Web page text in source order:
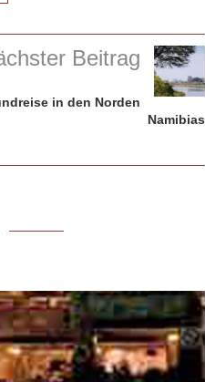
Beitrag
in den Norden
Namibias